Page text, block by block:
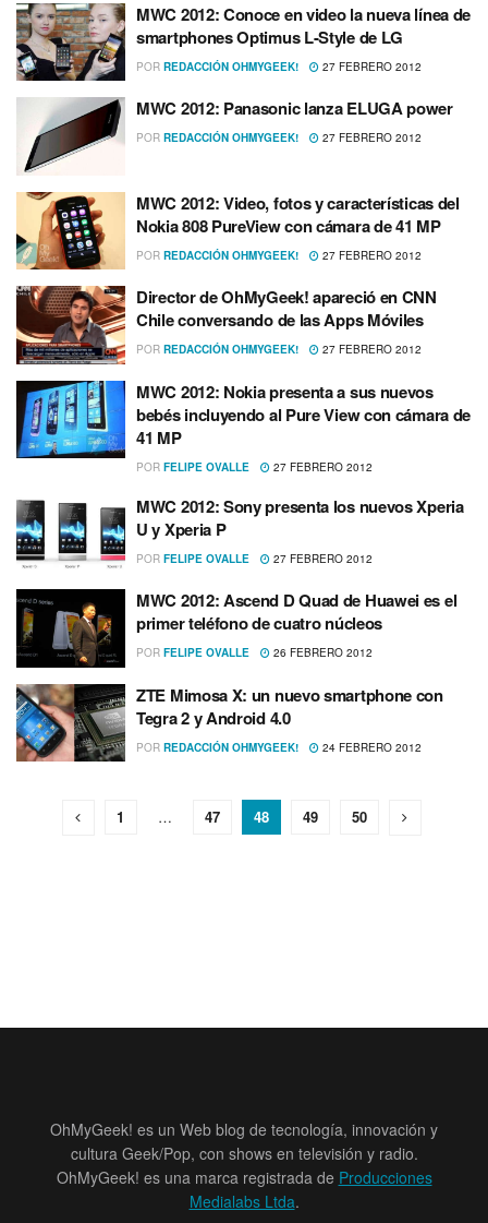
MWC 2012: Conoce en video la nueva lí­nea de
smartphones Optimus L-Style de LG
POR REDACCIÓN OHMYGEEK! 27 FEBRERO 2012
MWC 2012: Panasonic lanza ELUGA power
POR REDACCIÓN OHMYGEEK! 27 FEBRERO 2012
MWC 2012: Video, fotos y caracterí­sticas del
Nokia 808 PureView con cámara de 41 MP
POR REDACCIÓN OHMYGEEK! 27 FEBRERO 2012
Director de OhMyGeek! apareció en CNN
Chile conversando de las Apps Móviles
POR REDACCIÓN OHMYGEEK! 27 FEBRERO 2012
MWC 2012: Nokia presenta a sus nuevos
bebés incluyendo al Pure View con cámara de
41 MP
POR FELIPE OVALLE 27 FEBRERO 2012
MWC 2012: Sony presenta los nuevos Xperia
U y Xperia P
POR FELIPE OVALLE 27 FEBRERO 2012
MWC 2012: Ascend D Quad de Huawei es el
primer teléfono de cuatro núcleos
POR FELIPE OVALLE 26 FEBRERO 2012
ZTE Mimosa X: un nuevo smartphone con
Tegra 2 y Android 4.0
POR REDACCIÓN OHMYGEEK! 24 FEBRERO 2012
1 … 47 48 49 50
OhMyGeek! es un Web blog de tecnología, innovación y
cultura Geek/Pop, con shows en televisión y radio.
OhMyGeek! es una marca registrada de Producciones
Medialabs Ltda.